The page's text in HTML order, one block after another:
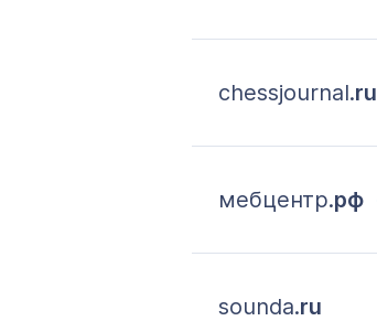
chessjournal.ru
мебцентр.рф
sounda.ru